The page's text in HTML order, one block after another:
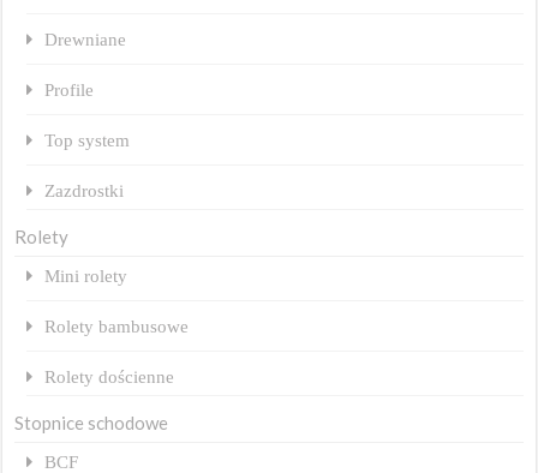
Drewniane
Profile
Top system
Zazdrostki
Rolety
Mini rolety
Rolety bambusowe
Rolety dościenne
Stopnice schodowe
BCF